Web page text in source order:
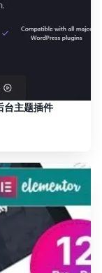
主题插件